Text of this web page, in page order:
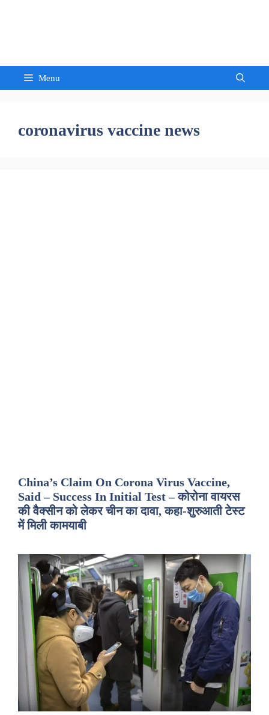
Menu
coronavirus vaccine news
China’s Claim On Corona Virus Vaccine,
Said – Success In Initial Test – कोरोना वायरस
की वैक्सीन को लेकर चीन का दावा, कहा-शुरुआती टेस्ट
में मिली कामयाबी